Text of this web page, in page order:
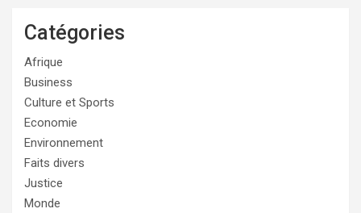
Catégories
Afrique
Business
Culture et Sports
Economie
Environnement
Faits divers
Justice
Monde